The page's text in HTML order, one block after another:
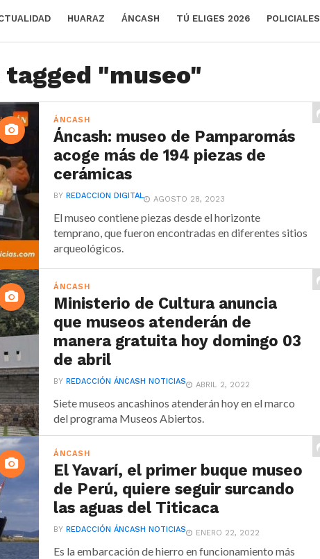
HUARAZ ÁNCASH TÚ ELIGES 2026 POLICIALES
"museo"
ÁNCASH
Áncash: museo de Pamparomás
acoge más de 194 piezas de
cerámicas
BYREDACCION DIGITAL AGOSTO 28, 2023
El museo contiene piezas desde el horizonte
temprano, que fueron encontradas en diferentes sitios
arqueológicos.
ÁNCASH
Ministerio de Cultura anuncia
que museos atenderán de
manera gratuita hoy domingo 03
de abril
BYREDACCIÓN ÁNCASH NOTICIAS ABRIL 2, 2022
Siete museos ancashinos atenderán hoy en el marco
del programa Museos Abiertos.
ÁNCASH
El Yavarí, el primer buque museo
de Perú, quiere seguir surcando
las aguas del Titicaca
BYREDACCIÓN ÁNCASH NOTICIAS ENERO 22, 2022
Es la embarcación de hierro en funcionamiento más